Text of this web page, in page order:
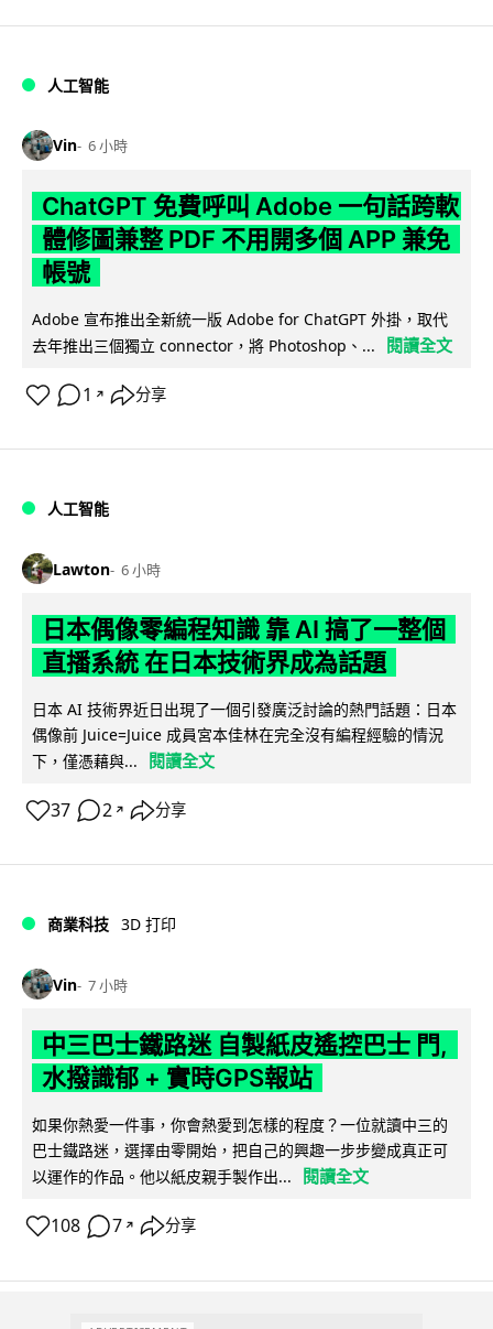
人工智能
Vin 6 小時
ChatGPT 免費呼叫 Adobe 一句話跨軟
體修圖兼整 PDF 不用開多個 APP 兼免
帳號
Adobe 宣布推出全新統一版 Adobe for ChatGPT 外掛，取代
去年推出三個獨立 connector，將 Photoshop、...
閱讀全文
1 ↗ 分享
人工智能
Lawton 6 小時
日本偶像零編程知識 靠 AI 搞了一整個
直播系統 在日本技術界成為話題
日本 AI 技術界近日出現了一個引發廣泛討論的熱門話題：日本
偶像前 Juice=Juice 成員宮本佳林在完全沒有編程經驗的情況
下，僅憑藉與...
閱讀全文
37 2 ↗ 分享
商業科技 3D 打印
Vin 7 小時
中三巴士鐵路迷 自製紙皮遙控巴士 門,
水撥識郁 + 實時GPS報站
如果你熱愛一件事，你會熱愛到怎樣的程度？一位就讀中三的
巴士鐵路迷，選擇由零開始，把自己的興趣一步步變成真正可
以運作的作品。他以紙皮親手製作出...
閱讀全文
108 7 ↗ 分享